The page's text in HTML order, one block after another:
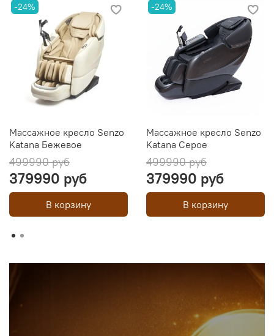
-24%
Массажное кресло Senzo
Katana Бежевое
499990 руб
379990 руб
В корзину
-24%
Массажное кресло Senzo
Katana Серое
499990 руб
379990 руб
В корзину